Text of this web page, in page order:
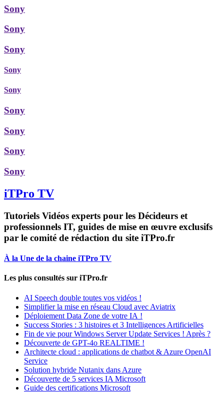
Sony
Sony
Sony
Sony
Sony
Sony
Sony
Sony
Sony
iTPro TV
Tutoriels Vidéos experts pour les Décideurs et
professionnels IT, guides de mise en œuvre exclusifs
par le comité de rédaction du site iTPro.fr
À la Une de la chaine iTPro TV
Les plus consultés sur iTPro.fr
AI Speech double toutes vos vidéos !
Simplifier la mise en réseau Cloud avec Aviatrix
Déploiement Data Zone de votre IA !
Success Stories : 3 histoires et 3 Intelligences Artificielles
Fin de vie pour Windows Server Update Services ! Après ?
Découverte de GPT-4o REALTIME !
Architecte cloud : applications de chatbot & Azure OpenAI
Service
Solution hybride Nutanix dans Azure
Découverte de 5 services IA Microsoft
Guide des certifications Microsoft